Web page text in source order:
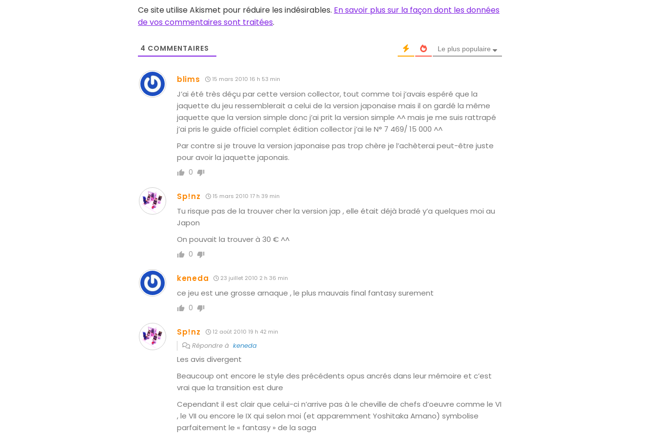
Ce site utilise Akismet pour réduire les indésirables. En savoir plus sur la façon dont les données
de vos commentaires sont traitées.
4 COMMENTAIRES Le plus populaire
blims 15 mars 2010 16 h 53 min
J’ai été très déçu par cette version collector, tout comme toi j’avais espéré que la
jaquette du jeu ressemblerait a celui de la version japonaise mais il on gardé la même
jaquette que la version simple donc j’ai prit la version simple ^^ mais je me suis rattrapé
j’ai pris le guide officiel complet édition collector j’ai le N° 7 469/ 15 000 ^^
Par contre si je trouve la version japonaise pas trop chère je l’achèterai peut-être juste
pour avoir la jaquette japonais.
0
Sp!nz 15 mars 2010 17 h 39 min
Tu risque pas de la trouver cher la version jap , elle était déjà bradé y’a quelques moi au
Japon
On pouvait la trouver à 30 € ^^
0
keneda 23 juillet 2010 2 h 36 min
ce jeu est une grosse arnaque , le plus mauvais final fantasy surement
0
Sp!nz 12 août 2010 19 h 42 min
Répondre àkeneda
Les avis divergent
Beaucoup ont encore le style des précédents opus ancrés dans leur mémoire et c’est
vrai que la transition est dure
Cependant il est clair que celui-ci n’arrive pas à le cheville de chefs d’oeuvre comme le VI
, le VII ou encore le IX qui selon moi (et apparemment Yoshitaka Amano) symbolise
parfaitement le « fantasy » de la saga